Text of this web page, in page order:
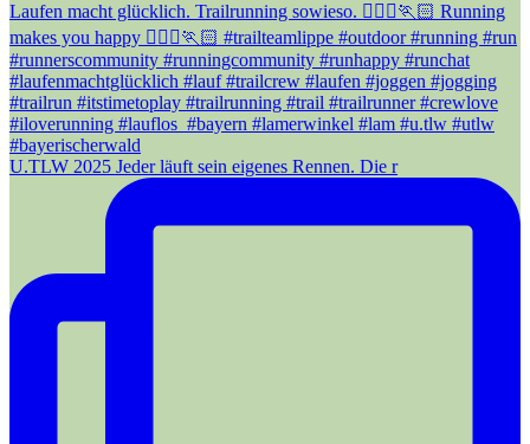
U.TLW 2025 Jeder läuft sein eigenes Rennen. Die r